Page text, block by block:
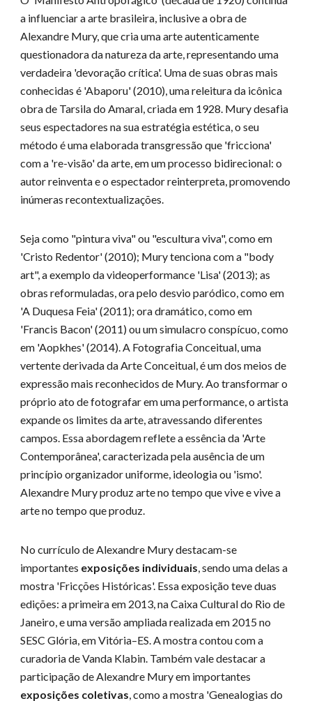
a influenciar a arte brasileira, inclusive a obra de
Alexandre Mury, que cria uma arte autenticamente
questionadora da natureza da arte, representando uma
verdadeira 'devoração crítica'. Uma de suas obras mais
conhecidas é 'Abaporu' (2010), uma releitura da icônica
obra de Tarsila do Amaral, criada em 1928. Mury desafia
seus espectadores na sua estratégia estética, o seu
método é uma elaborada transgressão que 'fricciona'
com a 're-visão' da arte, em um processo bidirecional: o
autor reinventa e o espectador reinterpreta, promovendo
inúmeras recontextualizações.
Seja como "pintura viva" ou "escultura viva", como em
'Cristo Redentor' (2010); Mury tenciona com a "body
art", a exemplo da videoperformance 'Lisa' (2013); as
obras reformuladas, ora pelo desvio paródico, como em
'A Duquesa Feia' (2011); ora dramático, como em
'Francis Bacon' (2011) ou um simulacro conspícuo, como
em 'Aopkhes' (2014). A Fotografia Conceitual, uma
vertente derivada da Arte Conceitual, é um dos meios de
expressão mais reconhecidos de Mury. Ao transformar o
próprio ato de fotografar em uma performance, o artista
expande os limites da arte, atravessando diferentes
campos. Essa abordagem reflete a essência da 'Arte
Contemporânea', caracterizada pela ausência de um
princípio organizador uniforme, ideologia ou 'ismo'.
Alexandre Mury produz arte no tempo que vive e vive a
arte no tempo que produz.
No currículo de Alexandre Mury destacam-se
importantes exposições individuais, sendo uma delas a
mostra 'Fricções Históricas'. Essa exposição teve duas
edições: a primeira em 2013, na Caixa Cultural do Rio de
Janeiro, e uma versão ampliada realizada em 2015 no
SESC Glória, em Vitória–ES. A mostra contou com a
curadoria de Vanda Klabin. Também vale destacar a
participação de Alexandre Mury em importantes
exposições coletivas, como a mostra 'Genealogias do